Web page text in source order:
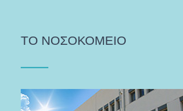
ΤΟ ΝΟΣΟΚΟΜΕΙΟ